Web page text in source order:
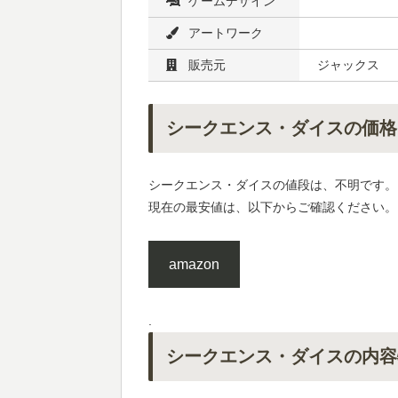
アートワーク
販売元 ジャックス
シークエンス・ダイスの価格
シークエンス・ダイスの値段は、不明です。
現在の最安値は、以下からご確認ください。
amazon
.
シークエンス・ダイスの内